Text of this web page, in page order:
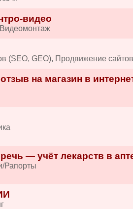
видео
(SEO, GEO), Продвижение
на магазин в
— учёт лекарств в
Рапорты